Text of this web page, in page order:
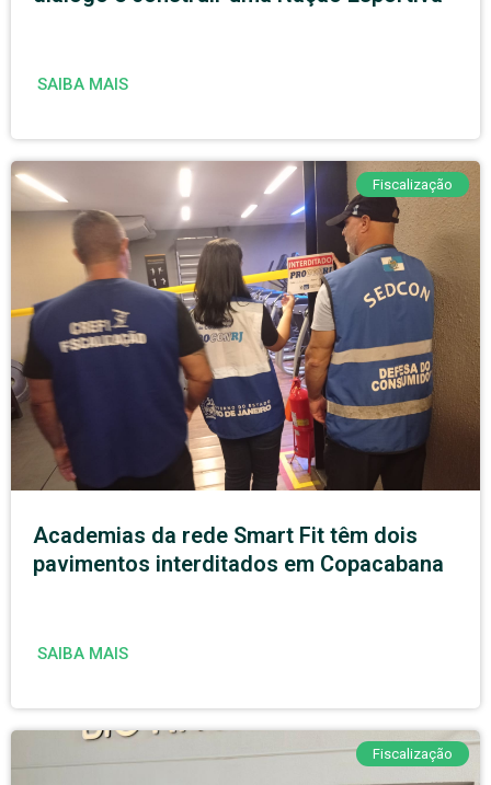
SAIBA MAIS
Fiscalização
Academias da rede Smart Fit têm dois
pavimentos interditados em Copacabana
SAIBA MAIS
Fiscalização